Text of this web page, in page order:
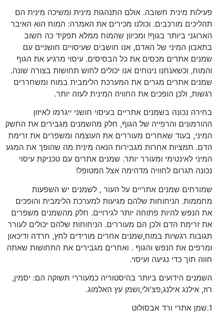
פעילות מינית חשובה. אולם התנהגות מינית ומשיכה מינית הם
תהליכים מורכבים. וכולנו מכירים את האמרה: המוח הוא האיבר
הארוגני ביותר בגוף! ומכיוון שהמוח ממלא תפקיד כה חשוב
בתאבון המיני של האדם, אנו חושבים שעיסויים חושניים עם
שמנים אתרים מכסים את כל הבסיסים. עיסוי מרגיע את הגוף
והמוח, וכשאנחנו נינוחים אנו יכולים לחוש תחושות בצורה שונה.
שמנים אתרים מגרים את המערכת הלימבית במוח ומשחררים
רגשות, ולכן הופכים את החוויה המינית לעזה יותר.
בחירה נכונה בשמנים אתריים בעיסוי חושני ייגרמו לאיזון
ההורמונים והרפייה של הגוף, חלק מהשמנים מגבירים את החשק
המיני, בעוד שאחרים מעוררים את העוצמה ומשפרים את זרימת
הדם. תמציות אחרות מגבירות הנאה מינית מה שהופך את המגע
המיני לאינטימי ומעורר יותר. שמנים אתרים עם טכניקת עיסוי
נכונה תגרום לחוויה מדהימה אצל המטופל!
שמורחים שמנים אתריים על העור , לשמנים יש השפעות
מחממות. הניחוחות שלהם מגיעות למערכת הלימבית והופכים
את הנפש להיות פתוחה יותר לגירויים. חלק מהשמנים משפרים
את זרימת הדם ולכן הם מעוררים. הניחוחות שלהם יכולים לעורר
תגובות רגשיות במוח,שמנים אחרים מורידים לחץ, חרדה ודיכאון
ומרפים את הנפש והגוף . ואחרים מגבירים את התחושות שאתה
חווה תוך כדי נגיעה ועיסוי.
השמנים הידועים ביותר בהיסטוריה כמעוררי תשוקה הם: יסמין,
רוז, אילנג אילנג,פצ'ולי,ושמן עץ האלמוג.
1.שמן אתרי ורד אבסולוט